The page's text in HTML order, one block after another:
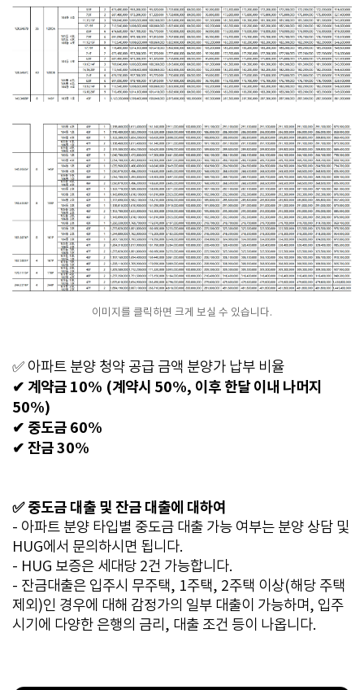
이미지를 클릭하면 크게 보실 수 있습니다.
✅ 아파트 분양 청약 공급 금액 분양가 납부 비율
✔ 계약금 10% (계약시 50%, 이후 한달 이내 나머지
50%)
✔ 중도금 60%
✔ 잔금 30%
✅ 중도금 대출 및 잔금 대출에 대하여
- 아파트 분양 타입별 중도금 대출 가능 여부는 분양 상담 및
HUG에서 문의하시면 됩니다.
- HUG 보증은 세대당 2건 가능합니다.
- 잔금대출은 입주시 무주택, 1주택, 2주택 이상(해당 주택
제외)인 경우에 대해 감정가의 일부 대출이 가능하며, 입주
시기에 다양한 은행의 금리, 대출 조건 등이 나옵니다.